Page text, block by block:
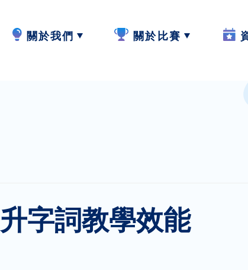
關於我們
計劃活動與發展
關於比賽
字詞教學效能